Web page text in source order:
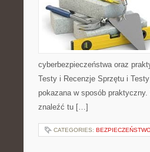
cyberbezpieczeństwa oraz
Testy i Recenzje Sprzętu i
pokazana w sposób
znaleźć tu […]
CATEGORIES: